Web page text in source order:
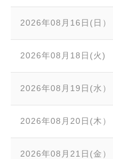
2026年08月16日(日）
2026年08月18日(火)
2026年08月19日(水）
2026年08月20日(木）
2026年08月21日(金）